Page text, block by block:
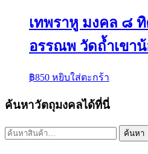
เทพราหู มงคล ๘
อรรณพ วัดถ้ำเขา
฿850 หยิบใส่ตะกร้า
ค้นหาวัตถุมงคลได้ที่นี่
ค้นหา: ค้นหา